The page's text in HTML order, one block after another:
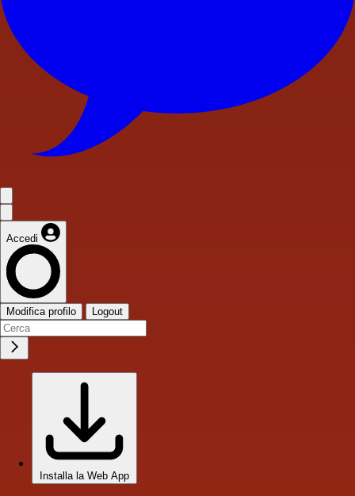
Accedi
Modifica profilo Logout
Installa la Web App